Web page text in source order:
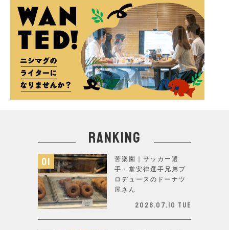
ranking
苦楽園｜サッカー選
手・堂安律選手兄弟プ
ロデュースのドーナツ
屋さん
2026.07.10 Tue